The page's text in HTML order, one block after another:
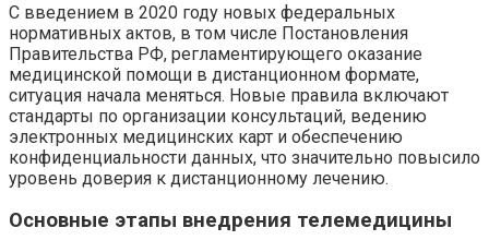
С введением в 2020 году новых федеральных
нормативных актов, в том числе Постановления
Правительства РФ, регламентирующего оказание
медицинской помощи в дистанционном формате,
ситуация начала меняться. Новые правила включают
стандарты по организации консультаций, ведению
электронных медицинских карт и обеспечению
конфиденциальности данных, что значительно повысило
уровень доверия к дистанционному лечению.
Основные этапы внедрения телемедицины